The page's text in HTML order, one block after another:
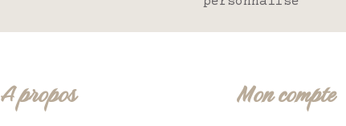
A propos Mon compte